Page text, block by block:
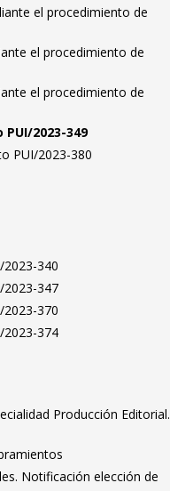
el procedimiento de
el procedimiento de
el procedimiento de
2023-349
PUI/2023-380
340
347
370
374
Producción Editorial.
Notificación elección de